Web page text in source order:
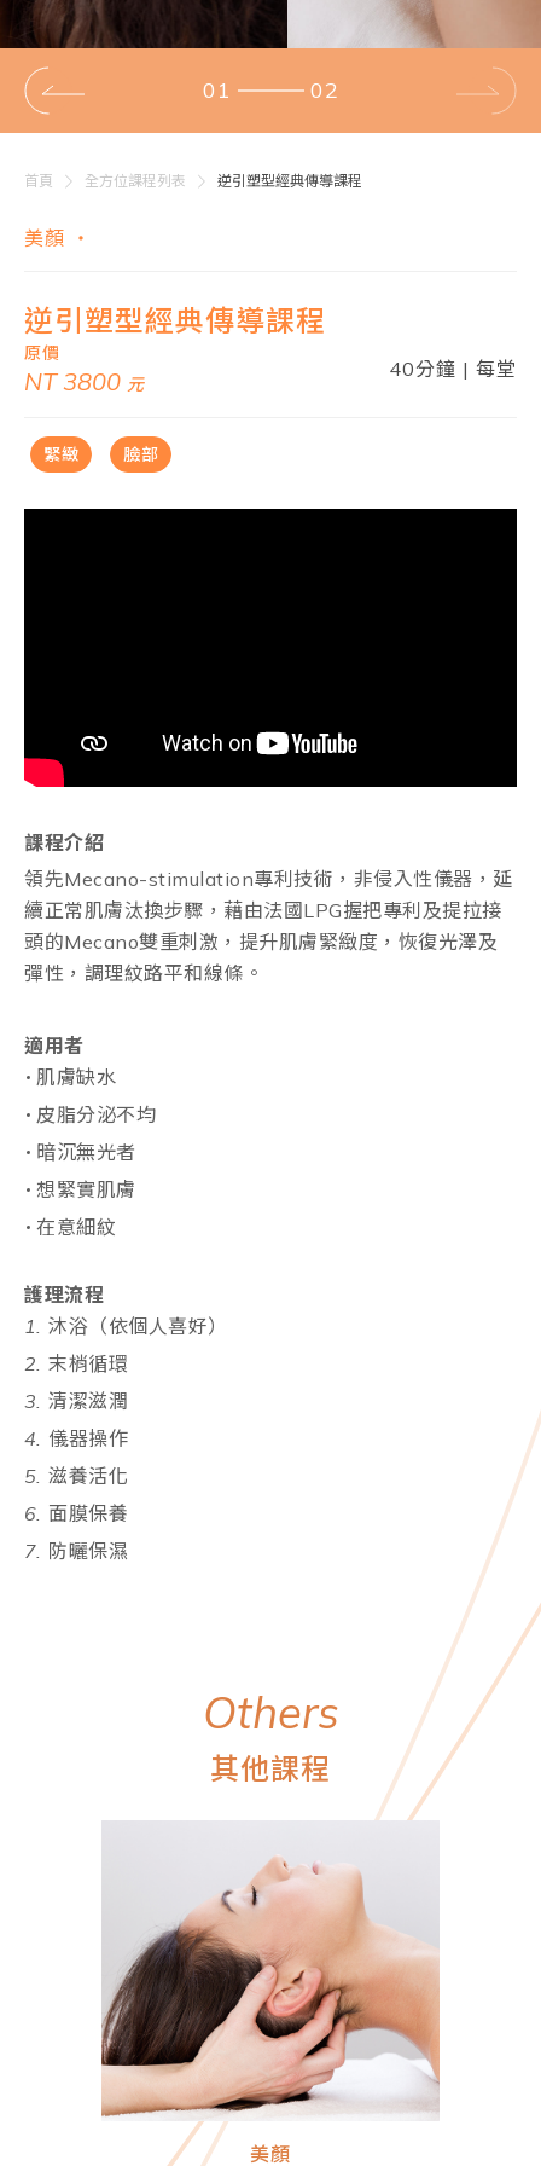
02 02
首頁 全方位課程列表 逆引塑型經典傳導課程
美顏 ・
逆引塑型經典傳導課程
原價
NT 3800 元
40分鐘 | 每堂
緊緻 臉部
課程介紹
領先Mecano-stimulation專利技術，非侵入性儀器，延
續正常肌膚汰換步驟，藉由法國LPG握把專利及提拉接
頭的Mecano雙重刺激，提升肌膚緊緻度，恢復光澤及
彈性，調理紋路平和線條。
適用者
肌膚缺水
皮脂分泌不均
暗沉無光者
想緊實肌膚
在意細紋
護理流程
沐浴（依個人喜好）
末梢循環
清潔滋潤
儀器操作
滋養活化
面膜保養
防曬保濕
Others
其他課程
美顏